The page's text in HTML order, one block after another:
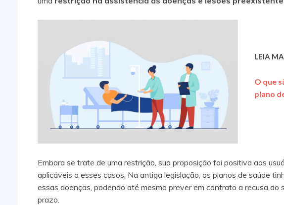
LEIA
O que
plano
Embora se trate de uma restrição, sua proposição foi positiva aos
aplicáveis a esses casos. Na antiga legislação, os planos de saúde
essas doenças, podendo até mesmo prever em contrato a recusa
prazo.